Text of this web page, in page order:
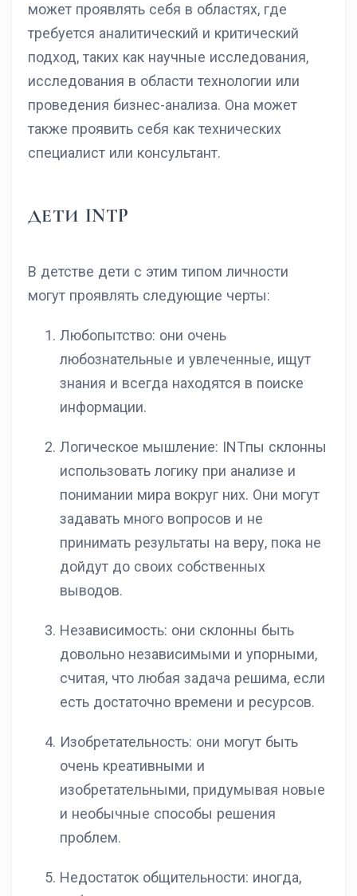
может проявлять себя в областях, где
требуется аналитический и критический
подход, таких как научные исследования,
исследования в области технологии или
проведения бизнес-анализа. Она может
также проявить себя как технических
специалист или консультант.
ДЕТИ INTP
В детстве дети с этим типом личности
могут проявлять следующие черты:
Любопытство: они очень
любознательные и увлеченные, ищут
знания и всегда находятся в поиске
информации.
Логическое мышление: INTпы склонны
использовать логику при анализе и
понимании мира вокруг них. Они могут
задавать много вопросов и не
принимать результаты на веру, пока не
дойдут до своих собственных
выводов.
Независимость: они склонны быть
довольно независимыми и упорными,
считая, что любая задача решима, если
есть достаточно времени и ресурсов.
Изобретательность: они могут быть
очень креативными и
изобретательными, придумывая новые
и необычные способы решения
проблем.
Недостаток общительности: иногда,